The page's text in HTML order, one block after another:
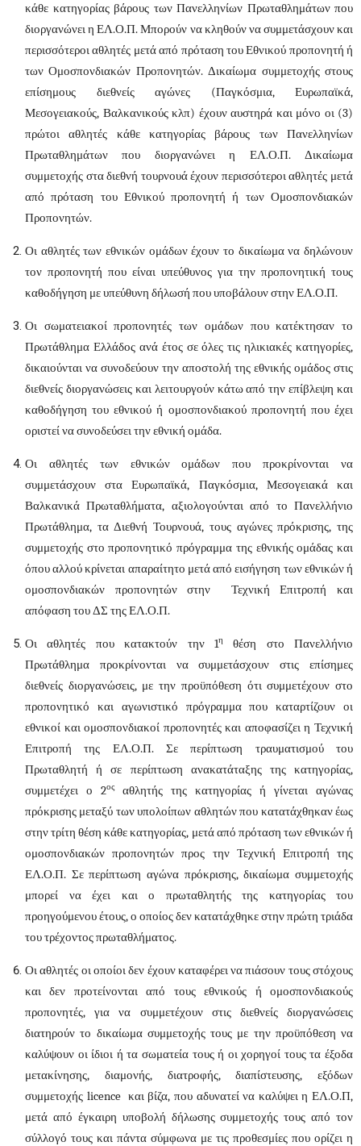
κάθε κατηγορίας βάρους των Πανελληνίων Πρωταθλημάτων που
διοργανώνει η ΕΛ.Ο.Π. Μπορούν να κληθούν να συμμετάσχουν και
περισσότεροι αθλητές μετά από πρόταση του Εθνικού προπονητή ή
των Ομοσπονδιακών Προπονητών. Δικαίωμα συμμετοχής στους
επίσημους διεθνείς αγώνες (Παγκόσμια, Ευρωπαϊκά,
Μεσογειακούς, Βαλκανικούς κλπ) έχουν αυστηρά και μόνο οι (3)
πρώτοι αθλητές κάθε κατηγορίας βάρους των Πανελληνίων
Πρωταθλημάτων που διοργανώνει η ΕΛ.Ο.Π. Δικαίωμα
συμμετοχής στα διεθνή τουρνουά έχουν περισσότεροι αθλητές μετά
από πρόταση του Εθνικού προπονητή ή των Ομοσπονδιακών
Προπονητών.
Οι αθλητές των εθνικών ομάδων έχουν το δικαίωμα να δηλώνουν
τον προπονητή που είναι υπεύθυνος για την προπονητική τους
καθοδήγηση με υπεύθυνη δήλωσή που υποβάλουν στην ΕΛ.Ο.Π.
Οι σωματειακοί προπονητές των ομάδων που κατέκτησαν το
Πρωτάθλημα Ελλάδος ανά έτος σε όλες τις ηλικιακές κατηγορίες,
δικαιούνται να συνοδεύουν την αποστολή της εθνικής ομάδος στις
διεθνείς διοργανώσεις και λειτουργούν κάτω από την επίβλεψη και
καθοδήγηση του εθνικού ή ομοσπονδιακού προπονητή που έχει
οριστεί να συνοδεύσει την εθνική ομάδα.
Οι αθλητές των εθνικών ομάδων που προκρίνονται να
συμμετάσχουν στα Ευρωπαϊκά, Παγκόσμια, Μεσογειακά και
Βαλκανικά Πρωταθλήματα, αξιολογούνται από το Πανελλήνιο
Πρωτάθλημα, τα Διεθνή Τουρνουά, τους αγώνες πρόκρισης, της
συμμετοχής στο προπονητικό πρόγραμμα της εθνικής ομάδας και
όπου αλλού κρίνεται απαραίτητο μετά από εισήγηση των εθνικών ή
ομοσπονδιακών προπονητών στην Τεχνική Επιτροπή και
απόφαση του ΔΣ της ΕΛ.Ο.Π.
Οι αθλητές που κατακτούν την 1ηθέση στο Πανελλήνιο
Πρωτάθλημα προκρίνονται να συμμετάσχουν στις επίσημες
διεθνείς διοργανώσεις, με την προϋπόθεση ότι συμμετέχουν στο
προπονητικό και αγωνιστικό πρόγραμμα που καταρτίζουν οι
εθνικοί και ομοσπονδιακοί προπονητές και αποφασίζει η Τεχνική
Επιτροπή της ΕΛ.Ο.Π. Σε περίπτωση τραυματισμού του
Πρωταθλητή ή σε περίπτωση ανακατάταξης της κατηγορίας,
συμμετέχει ο 2οςαθλητής της κατηγορίας ή γίνεται αγώνας
πρόκρισης μεταξύ των υπολοίπων αθλητών που κατατάχθηκαν έως
στην τρίτη θέση κάθε κατηγορίας, μετά από πρόταση των εθνικών ή
ομοσπονδιακών προπονητών προς την Τεχνική Επιτροπή της
ΕΛ.Ο.Π. Σε περίπτωση αγώνα πρόκρισης, δικαίωμα συμμετοχής
μπορεί να έχει και ο πρωταθλητής της κατηγορίας του
προηγούμενου έτους, ο οποίος δεν κατατάχθηκε στην πρώτη τριάδα
του τρέχοντος πρωταθλήματος.
Οι αθλητές οι οποίοι δεν έχουν καταφέρει να πιάσουν τους στόχους
και δεν προτείνονται από τους εθνικούς ή ομοσπονδιακούς
προπονητές, για να συμμετέχουν στις διεθνείς διοργανώσεις
διατηρούν το δικαίωμα συμμετοχής τους με την προϋπόθεση να
καλύψουν οι ίδιοι ή τα σωματεία τους ή οι χορηγοί τους τα έξοδα
μετακίνησης, διαμονής, διατροφής, διαπίστευσης, εξόδων
συμμετοχής licence και βίζα, που αδυνατεί να καλύψει η ΕΛ.Ο.Π,
μετά από έγκαιρη υποβολή δήλωσης συμμετοχής τους από τον
σύλλογό τους και πάντα σύμφωνα με τις προθεσμίες που ορίζει η